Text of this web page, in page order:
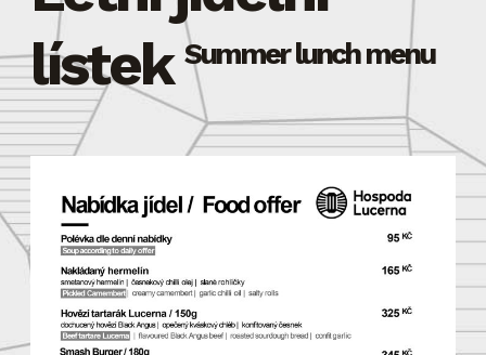
lístekSummer lunch menu